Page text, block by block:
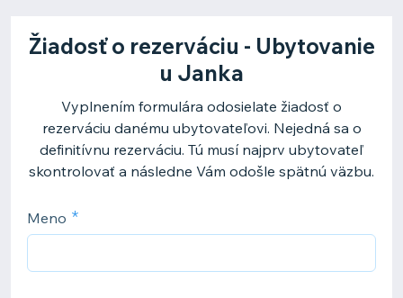
Žiadosť o rezerváciu - Ubytovanie
u Janka
Vyplnením formulára odosielate žiadosť o
rezerváciu danému ubytovateľovi. Nejedná sa o
definitívnu rezerváciu. Tú musí najprv ubytovateľ
skontrolovať a následne Vám odošle spätnú väzbu.
Meno